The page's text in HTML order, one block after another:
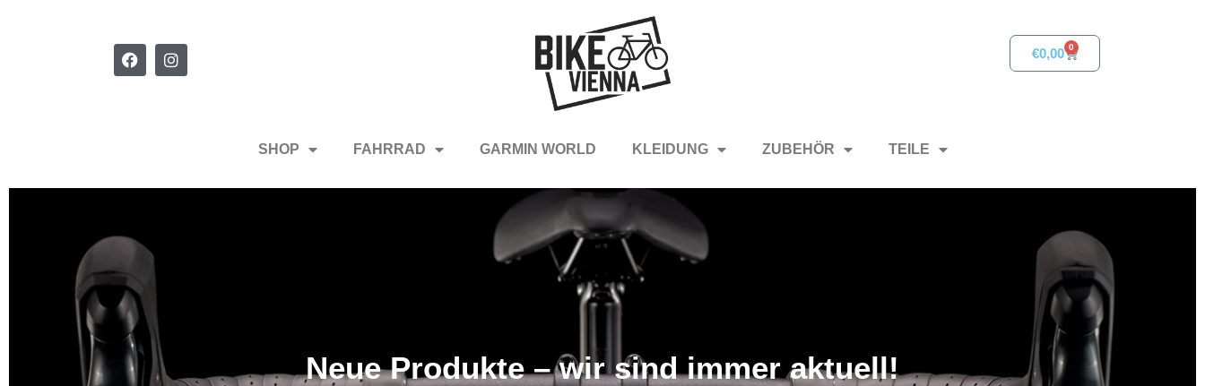
€0,00 0
SHOP FAHRRAD GARMIN WORLD KLEIDUNG ZUBEHÖR TEILE
Neue Produkte – wir sind immer aktuell!